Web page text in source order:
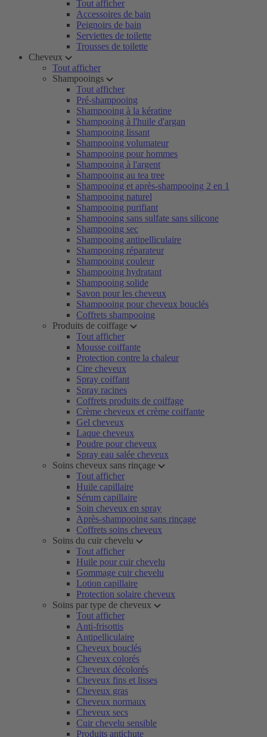
Tout afficher
Accessoires de bain
Peignoirs de bain
Serviettes de toilette
Trousses de toilette
Cheveux
Tout afficher
Shampooings
Tout afficher
Pré-shampooing
Shampooing à la kératine
Shampooing à l'huile d'argan
Shampooing lissant
Shampooing volumateur
Shampooing pour hommes
Shampooing à l'argent
Shampooing au tea tree
Shampooing et après-shampooing 2 en 1
Shampooing naturel
Shampooing purifiant
Shampooing sans sulfate sans silicone
Shampooing sec
Shampooing antipelliculaire
Shampooing réparateur
Shampooing couleur
Shampooing hydratant
Shampooing solide
Savon pour les cheveux
Shampooing pour cheveux bouclés
Coffrets shampooing
Produits de coiffage
Tout afficher
Mousse coiffante
Protection contre la chaleur
Cire cheveux
Spray coiffant
Spray racines
Coffrets produits de coiffage
Crème cheveux et crème coiffante
Gel cheveux
Laque cheveux
Poudre pour cheveux
Spray eau salée cheveux
Soins cheveux sans rinçage
Tout afficher
Huile capillaire
Sérum capillaire
Soin cheveux en spray
Après-shampooing sans rinçage
Coffrets soins cheveux
Soins du cuir chevelu
Tout afficher
Huile pour cuir chevelu
Gommage cuir chevelu
Lotion capillaire
Protection solaire cheveux
Soins par type de cheveux
Tout afficher
Anti-frisottis
Antipelliculaire
Cheveux bouclés
Cheveux colorés
Cheveux décolorés
Cheveux fins et lisses
Cheveux gras
Cheveux normaux
Cheveux secs
Cuir chevelu sensible
Produits antichute